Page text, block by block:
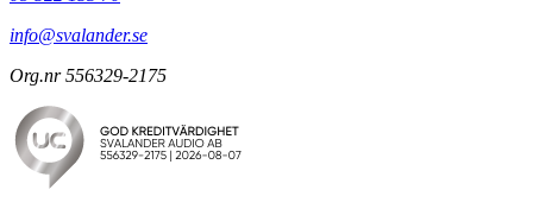
info@svalander.se
Org.nr 556329-2175